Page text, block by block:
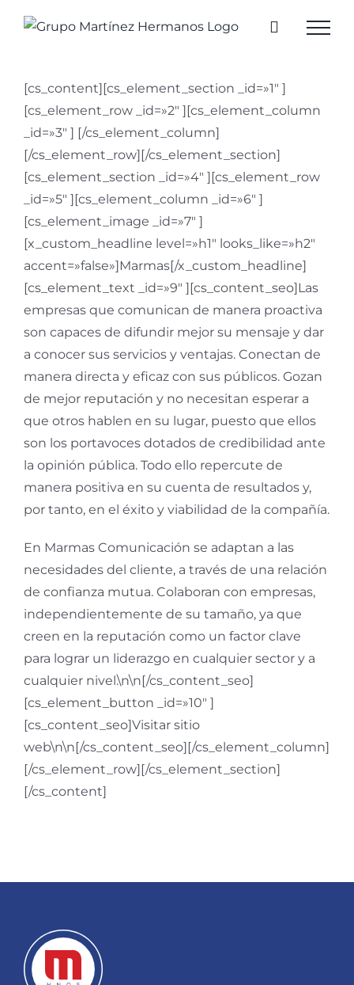
[cs_content][cs_element_section _id=»1″ ]
[cs_element_row _id=»2″ ][cs_element_column
_id=»3″ ] [/cs_element_column]
[/cs_element_row][/cs_element_section]
[cs_element_section _id=»4″ ][cs_element_row
_id=»5″ ][cs_element_column _id=»6″ ]
[cs_element_image _id=»7″ ]
[x_custom_headline level=»h1″ looks_like=»h2″
accent=»false»]Marmas[/x_custom_headline]
[cs_element_text _id=»9″ ][cs_content_seo]Las
empresas que comunican de manera proactiva
son capaces de difundir mejor su mensaje y dar
a conocer sus servicios y ventajas. Conectan de
manera directa y eficaz con sus públicos. Gozan
de mejor reputación y no necesitan esperar a
que otros hablen en su lugar, puesto que ellos
son los portavoces dotados de credibilidad ante
la opinión pública. Todo ello repercute de
manera positiva en su cuenta de resultados y,
por tanto, en el éxito y viabilidad de la compañía.
En Marmas Comunicación se adaptan a las
necesidades del cliente, a través de una relación
de confianza mutua. Colaboran con empresas,
independientemente de su tamaño, ya que
creen en la reputación como un factor clave
para lograr un liderazgo en cualquier sector y a
cualquier nivel.\n\n[/cs_content_seo]
[cs_element_button _id=»10″ ]
[cs_content_seo]Visitar sitio
web\n\n[/cs_content_seo][/cs_element_column]
[/cs_element_row][/cs_element_section]
[/cs_content]